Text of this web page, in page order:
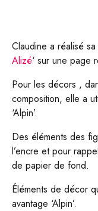
Claudine a réalisé
Alizé‘ sur une page
Pour les décors ,
composition, elle a
‘Alpin’.
Des éléments des
l’encre et pour
de papier de fond.
Éléments de décor
avantage ‘Alpin’.